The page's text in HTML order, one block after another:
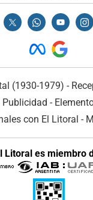
(1930-1979) -
-
con El Litoral -
Litoral es miembro